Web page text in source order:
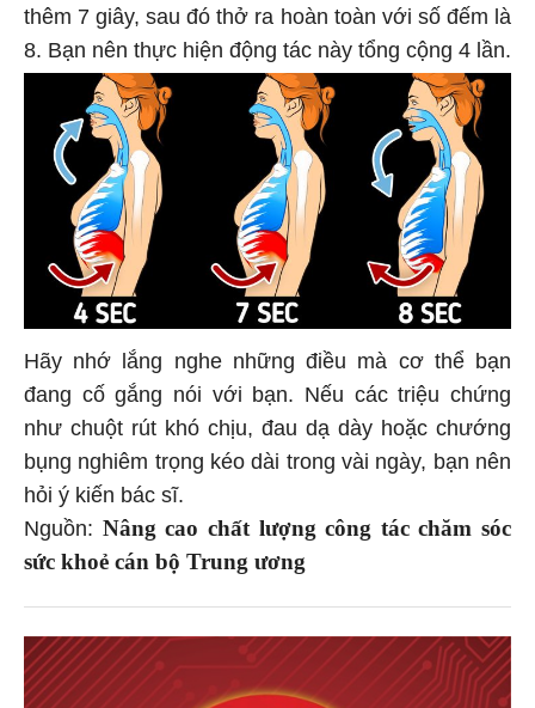
thêm 7 giây, sau đó thở ra hoàn toàn với số đếm là
8. Bạn nên thực hiện động tác này tổng cộng 4 lần.
Hãy nhớ lắng nghe những điều mà cơ thể bạn
đang cố gắng nói với bạn. Nếu các triệu chứng
như chuột rút khó chịu, đau dạ dày hoặc chướng
bụng nghiêm trọng kéo dài trong vài ngày, bạn nên
hỏi ý kiến ​​bác sĩ.
Nguồn: Nâng cao chất lượng công tác chăm sóc
sức khoẻ cán bộ Trung ương